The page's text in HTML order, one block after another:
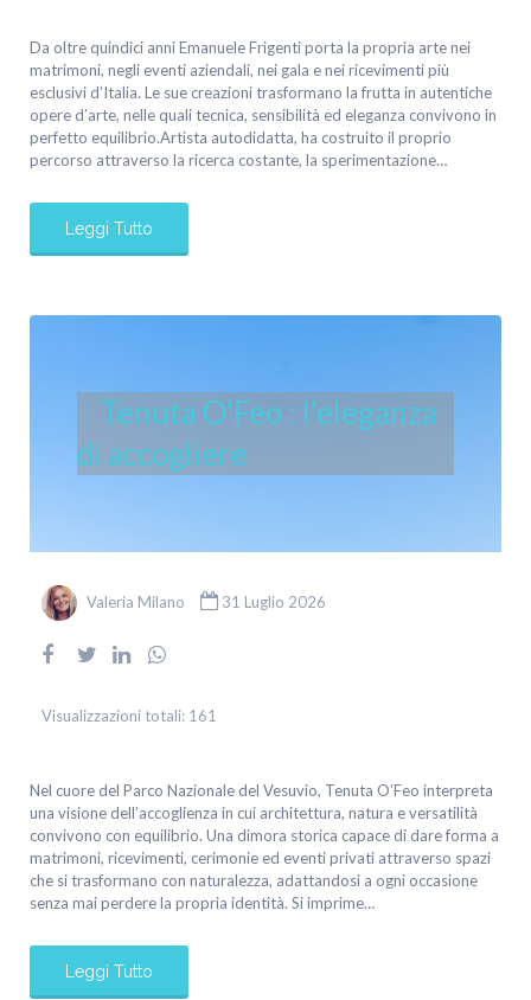
Da oltre quindici anni Emanuele Frigenti porta la propria arte nei
matrimoni, negli eventi aziendali, nei gala e nei ricevimenti più
esclusivi d’Italia. Le sue creazioni trasformano la frutta in autentiche
opere d’arte, nelle quali tecnica, sensibilità ed eleganza convivono in
perfetto equilibrio.Artista autodidatta, ha costruito il proprio
percorso attraverso la ricerca costante, la sperimentazione…
Leggi Tutto
Tenuta O’Feo : l’eleganza
di accogliere
Valeria Milano 31 Luglio 2026
Visualizzazioni totali: 161
Nel cuore del Parco Nazionale del Vesuvio, Tenuta O’Feo interpreta
una visione dell’accoglienza in cui architettura, natura e versatilità
convivono con equilibrio. Una dimora storica capace di dare forma a
matrimoni, ricevimenti, cerimonie ed eventi privati attraverso spazi
che si trasformano con naturalezza, adattandosi a ogni occasione
senza mai perdere la propria identità. Si imprime…
Leggi Tutto